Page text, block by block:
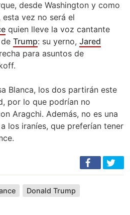
desde Washington y como
esta vez no será el
quien lleve la voz cantante
Trump: su yerno, Jared
para asuntos de
Blanca, los dos partirán este
por lo que podrían no
Aragchi. Además, no es una
los iraníes, que preferían tener
Donald Trump